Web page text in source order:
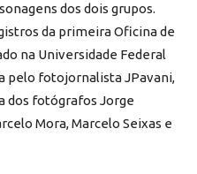
dos dois grupos.
da primeira Oficina de
na Universidade Federal
pelo fotojornalista JPavani,
dos fotógrafos Jorge
Mora, Marcelo Seixas e